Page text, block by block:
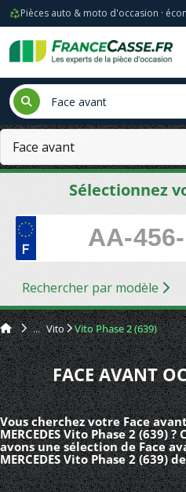
Pièces auto & moto d'occasion ·
Sélectionnez
Rechercher par modèle
Vito Vito Phase 2 (639)
FACE AVANT
Vous cherchez votre Face
MERCEDES Vito Phase 2 (639)
avons une sélection de Face
MERCEDES Vito Phase 2 (639)